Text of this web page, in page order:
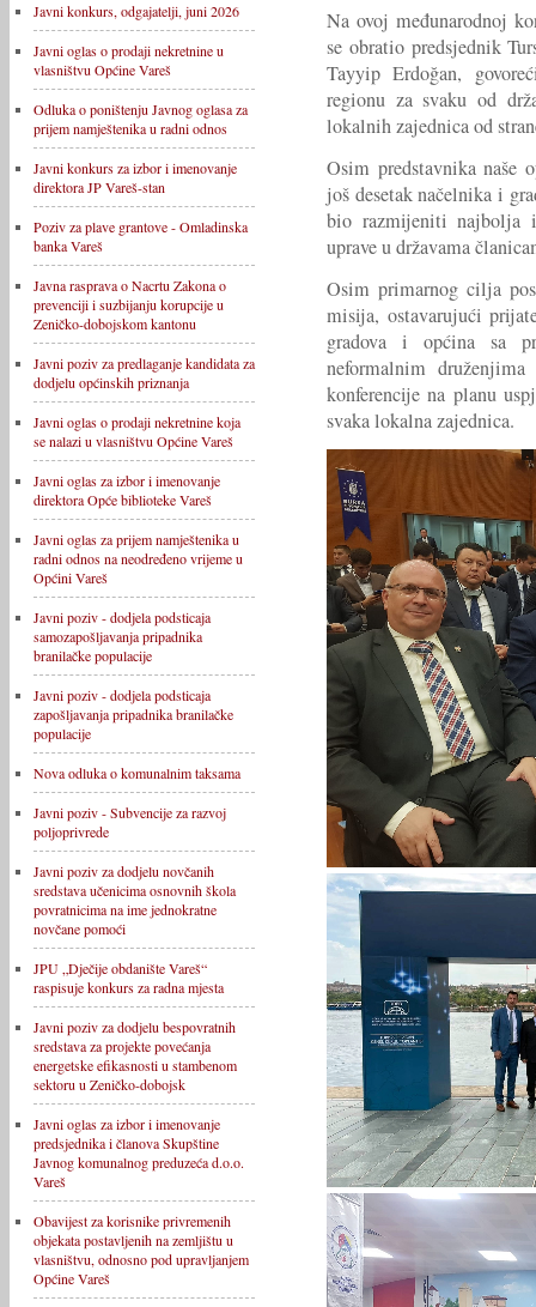
Javni konkurs, odgajatelji, juni 2026
Javni oglas o prodaji nekretnine u
vlasništvu Općine Vareš
Odluka o poništenju Javnog oglasa za
prijem namještenika u radni odnos
Javni konkurs za izbor i imenovanje
direktora JP Vareš-stan
Poziv za plave grantove - Omladinska
banka Vareš
Javna rasprava o Nacrtu Zakona o
prevenciji i suzbijanju korupcije u
Zeničko-dobojskom kantonu
Javni poziv za predlaganje kandidata za
dodjelu općinskih priznanja
Javni oglas o prodaji nekretnine koja
se nalazi u vlasništvu Općine Vareš
Javni oglas za izbor i imenovanje
direktora Opće biblioteke Vareš
Javni oglas za prijem namještenika u
radni odnos na neodređeno vrijeme u
Općini Vareš
Javni poziv - dodjela podsticaja
samozapošljavanja pripadnika
branilačke populacije
Javni poziv - dodjela podsticaja
zapošljavanja pripadnika branilačke
populacije
Nova odluka o komunalnim taksama
Javni poziv - Subvencije za razvoj
poljoprivrede
Javni poziv za dodjelu novčanih
sredstava učenicima osnovnih škola
povratnicima na ime jednokratne
novčane pomoći
JPU „Dječije obdanište Vareš“
raspisuje konkurs za radna mjesta
Javni poziv za dodjelu bespovratnih
sredstava za projekte povećanja
energetske efikasnosti u stambenom
sektoru u Zeničko-dobojsk
Javni oglas za izbor i imenovanje
predsjednika i članova Skupštine
Javnog komunalnog preduzeća d.o.o.
Vareš
Obavijest za korisnike privremenih
objekata postavljenih na zemljištu u
vlasništvu, odnosno pod upravljanjem
Općine Vareš
Na ovoj međunarodnoj
se obratio predsjednik
Tayyip Erdoğan,
regionu za svaku od
lokalnih zajednica od
Osim predstavnika naše
još desetak načelnika i
bio razmijeniti najbolja
uprave u državama
Osim primarnog cilja
misija, ostavarujući
gradova i općina sa
neformalnim
konferencije na planu
svaka lokalna zajednica.